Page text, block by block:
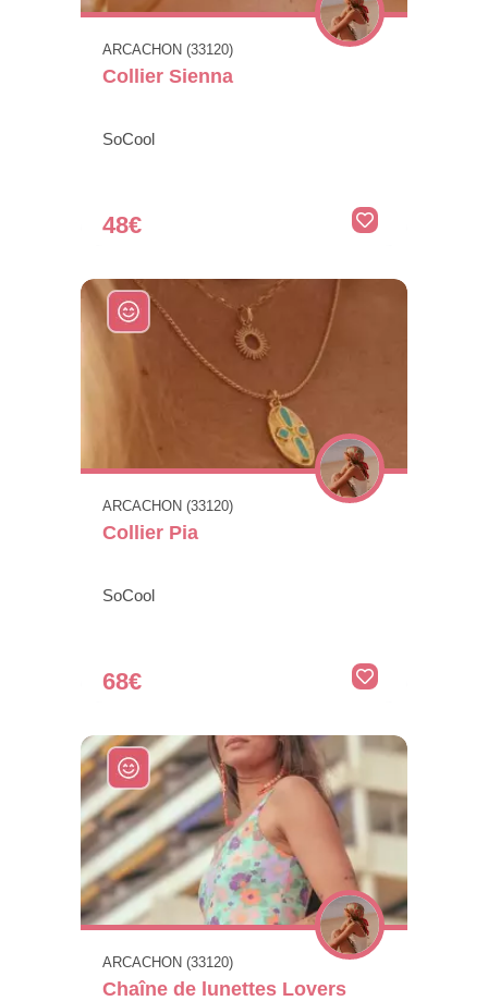
ARCACHON (33120)
Collier Sienna
SoCool
48€
ARCACHON (33120)
Collier Pia
SoCool
68€
ARCACHON (33120)
Chaîne de lunettes Lovers